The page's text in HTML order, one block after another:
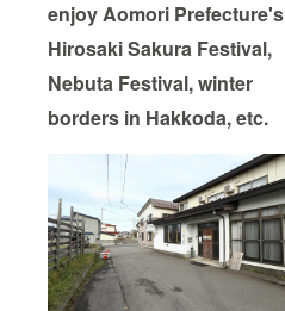
enjoy Aomori Prefecture's
Hirosaki Sakura Festival,
Nebuta Festival, winter
borders in Hakkoda, etc.